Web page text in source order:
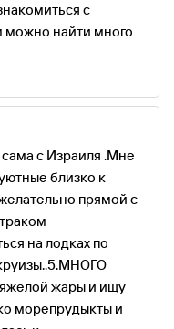
с
можно найти много
сама с Израиля .Мне
близко к
прямой с
на лодках по
жары и ищу
морепрудыкты и